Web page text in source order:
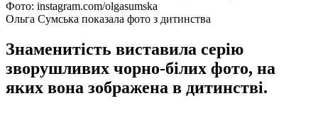
Фото: instagram.com/olgasumska
Ольга Сумська показала фото з дитинства
Знаменитість виставила серію
зворушливих чорно-білих фото, на
яких вона зображена в дитинстві.